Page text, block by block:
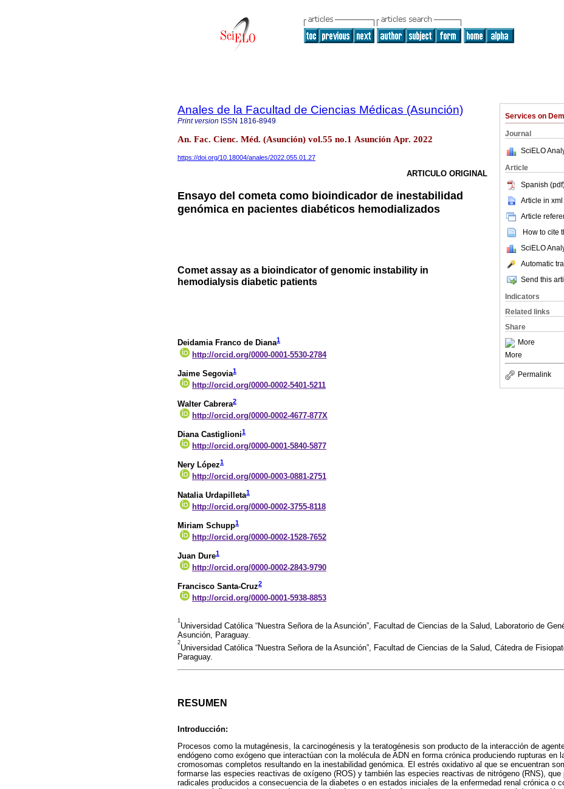
Services on
Journal
SciELO
Article
Spanish
Article in
Article
How to cite
SciELO
Automatic
Send this
Indicators
Related links
Share
More
More
Permalink
Anales de la Facultad de Ciencias Médicas (Asunción)
Print version ISSN 1816-8949
An. Fac. Cienc. Méd. (Asunción) vol.55 no.1 Asunción Apr. 2022
https://doi.org/10.18004/anales/2022.055.01.27
ARTICULO ORIGINAL
Ensayo del cometa como bioindicador de inestabilidad
genómica en pacientes diabéticos hemodializados
Comet assay as a bioindicator of genomic instability in
hemodialysis diabetic patients
Deidamia Franco de Diana1
http://orcid.org/0000-0001-5530-2784
Jaime Segovia1
http://orcid.org/0000-0002-5401-5211
Walter Cabrera2
http://orcid.org/0000-0002-4677-877X
Diana Castiglioni1
http://orcid.org/0000-0001-5840-5877
Nery López1
http://orcid.org/0000-0003-0881-2751
Natalia Urdapilleta1
http://orcid.org/0000-0002-3755-8118
Miriam Schupp1
http://orcid.org/0000-0002-1528-7652
Juan Dure1
http://orcid.org/0000-0002-2843-9790
Francisco Santa-Cruz2
http://orcid.org/0000-0001-5938-8853
1
Universidad Católica “Nuestra Señora de la Asunción”, Facultad de Ciencias de la Salud, Laboratorio de
Asunción, Paraguay.
2
Universidad Católica “Nuestra Señora de la Asunción”, Facultad de Ciencias de la Salud, Cátedra de
Paraguay.
RESUMEN
Introducción:
Procesos como la mutagénesis, la carcinogénesis y la teratogénesis son producto de la interacción de
endógeno como exógeno que interactúan con la molécula de ADN en forma crónica produciendo rupturas en
cromosomas completos resultando en la inestabilidad genómica. El estrés oxidativo al que se encuentran
formarse las especies reactivas de oxígeno (ROS) y también las especies reactivas de nitrógeno (RNS), que
radicales producidos a consecuencia de la diabetes o en estados iniciales de la enfermedad renal crónica o